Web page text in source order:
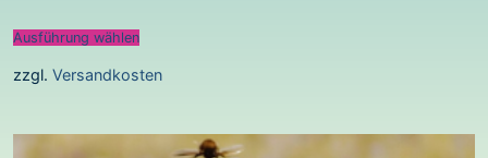
Ausführung wählen
zzgl. Versandkosten